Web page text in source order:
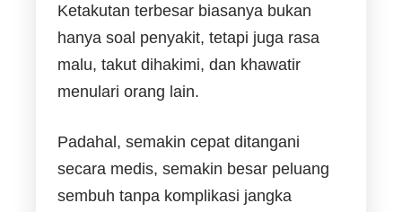
Ketakutan terbesar biasanya bukan
hanya soal penyakit, tetapi juga rasa
malu, takut dihakimi, dan khawatir
menulari orang lain.
Padahal, semakin cepat ditangani
secara medis, semakin besar peluang
sembuh tanpa komplikasi jangka